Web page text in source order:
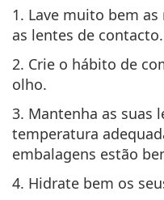
1. Lave muito bem
as lentes de contacto.
2. Crie o hábito de
olho.
3. Mantenha as suas
temperatura
embalagens estão
4. Hidrate bem os